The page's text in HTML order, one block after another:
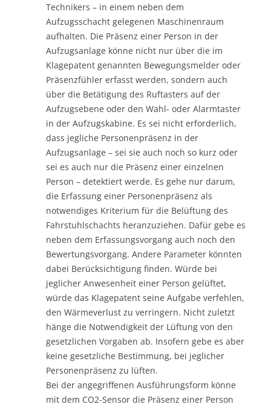
Technikers – in einem neben dem
Aufzugsschacht gelegenen Maschinenraum
aufhalten. Die Präsenz einer Person in der
Aufzugsanlage könne nicht nur über die im
Klagepatent genannten Bewegungsmelder oder
Präsenzfühler erfasst werden, sondern auch
über die Betätigung des Ruftasters auf der
Aufzugsebene oder den Wahl- oder Alarmtaster
in der Aufzugskabine. Es sei nicht erforderlich,
dass jegliche Personenpräsenz in der
Aufzugsanlage – sei sie auch noch so kurz oder
sei es auch nur die Präsenz einer einzelnen
Person – detektiert werde. Es gehe nur darum,
die Erfassung einer Personenpräsenz als
notwendiges Kriterium für die Belüftung des
Fahrstuhlschachts heranzuziehen. Dafür gebe es
neben dem Erfassungsvorgang auch noch den
Bewertungsvorgang. Andere Parameter könnten
dabei Berücksichtigung finden. Würde bei
jeglicher Anwesenheit einer Person gelüftet,
würde das Klagepatent seine Aufgabe verfehlen,
den Wärmeverlust zu verringern. Nicht zuletzt
hänge die Notwendigkeit der Lüftung von den
gesetzlichen Vorgaben ab. Insofern gebe es aber
keine gesetzliche Bestimmung, bei jeglicher
Personenpräsenz zu lüften.
Bei der angegriffenen Ausführungsform könne
mit dem CO2-Sensor die Präsenz einer Person